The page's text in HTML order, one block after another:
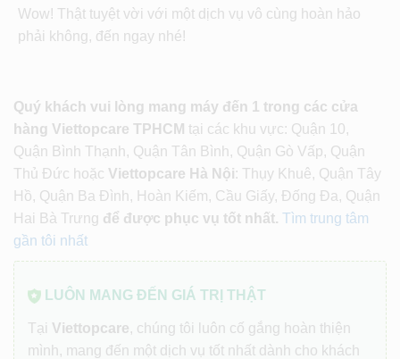
Wow! Thật tuyệt vời với một dịch vụ vô cùng hoàn hảo
phải không, đến ngay nhé!
Quý khách vui lòng mang máy đến 1 trong các cửa
hàng Viettopcare TPHCM tại các khu vực: Quận 10,
Quận Bình Thạnh, Quận Tân Bình, Quận Gò Vấp, Quận
Thủ Đức hoặc Viettopcare Hà Nội: Thụy Khuê, Quận Tây
Hồ, Quận Ba Đình, Hoàn Kiếm, Cầu Giấy, Đống Đa, Quận
Hai Bà Trưng để được phục vụ tốt nhất. Tìm trung tâm
gần tôi nhất
LUÔN MANG ĐẾN GIÁ TRỊ THẬT
Tại Viettopcare, chúng tôi luôn cố gắng hoàn thiện
mình, mang đến một dịch vụ tốt nhất dành cho khách